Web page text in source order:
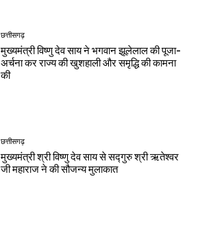
छत्तीसगढ़
मुख्यमंत्री विष्णु देव साय ने भगवान झूलेलाल की पूजा-
अर्चना कर राज्य की खुशहाली और समृद्धि की कामना
की
छत्तीसगढ़
मुख्यमंत्री श्री विष्णु देव साय से सद्गुरु श्री ऋतेश्वर
जी महाराज ने की सौजन्य मुलाकात